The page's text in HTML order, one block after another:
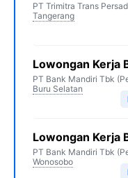
PT Trimitra Trans
Tangerang
Lowongan Kerja
PT Bank Mandiri Tbk
Buru Selatan
Lowongan Kerja
PT Bank Mandiri Tbk
Wonosobo